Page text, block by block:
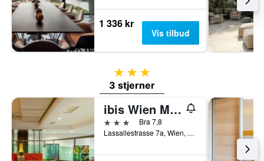
1 336 kr
Vis tilbud
3 stjerner
3 stjerner
ibis Wien Messe
3 stjernerBra 7,8
Lassallestrasse 7a, Wien, Wien, Østerrike